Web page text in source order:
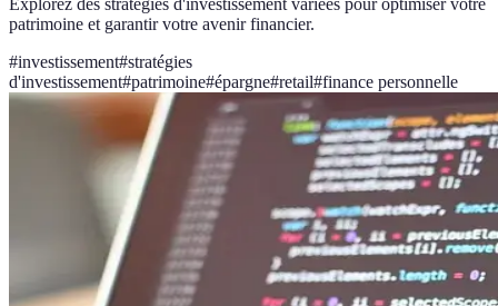
patrimoine et garantir votre avenir financier.
#investissement#stratégies
d'investissement#patrimoine#épargne#retail#finance personnelle